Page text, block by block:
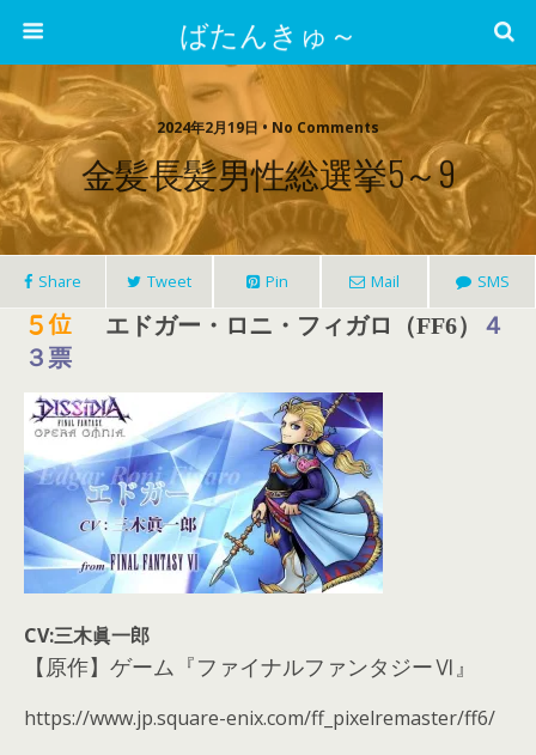
ばたんきゅ～
2024年2月19日 • No Comments
金髪長髪男性総選挙5～9
Share Tweet Pin Mail SMS
５ 位 エドガー・ロニ・フィガロ（FF6）
４
３票
CV:三木眞一郎
【原作】ゲーム『ファイナルファンタジーⅥ』
https://www.jp.square-enix.com/ff_pixelremaster/ff6/